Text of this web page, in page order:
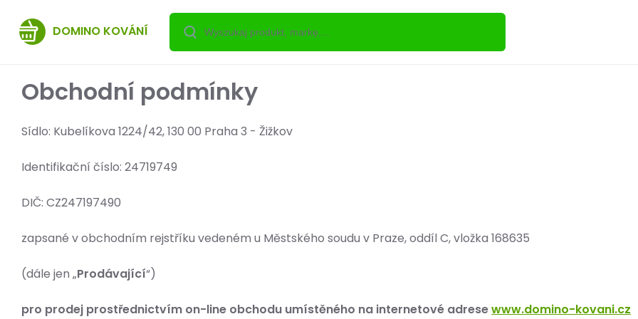
DOMINO KOVÁNÍ
Obchodní podmínky
Sídlo: Kubelíkova 1224/42, 130 00 Praha 3 - Žižkov
Identifikační číslo: 24719749
DIČ: CZ247197490
zapsané v obchodním rejstříku vedeném u Městského soudu v Praze, oddíl C, vložka 168635
(dále jen „Prodávající“)
pro prodej prostřednictvím on-line obchodu umístěného na internetové adresewww.domino-kovani.cz